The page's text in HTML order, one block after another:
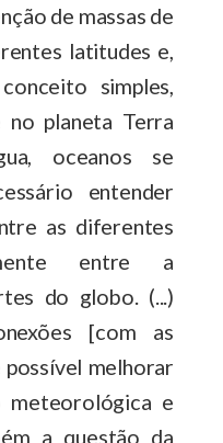
de massas de
latitudes e,
simples,
planeta Terra
oceanos se
entender
as diferentes
entre a
do globo. (...)
[com as
melhorar
meteorológica e
a questão da